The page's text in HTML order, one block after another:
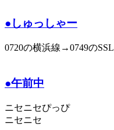
●しゅっしゃー
0720の横浜線→0749のSSL
●午前中
ニセニセぴっぴ
ニセニセ